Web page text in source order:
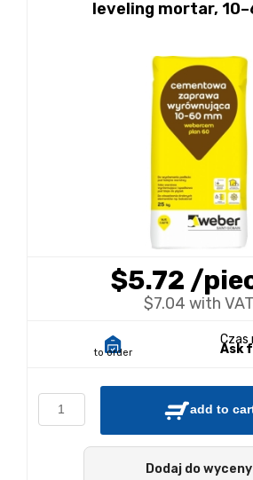
leveling mortar,
$5.72 /
$7.04 with VAT
to order
Czas
Ask
add to
Dodaj do wyceny